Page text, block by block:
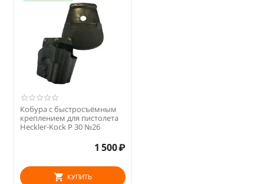
Кобура с быстросъёмным
креплением для пистолета
Heckler-Kock P 30 №26
1 500₽
КУПИТЬ